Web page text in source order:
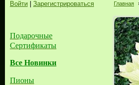
Войти Зарегистрироваться
Подарочные
Сертификаты
Все Новинки
Пионы
Главная